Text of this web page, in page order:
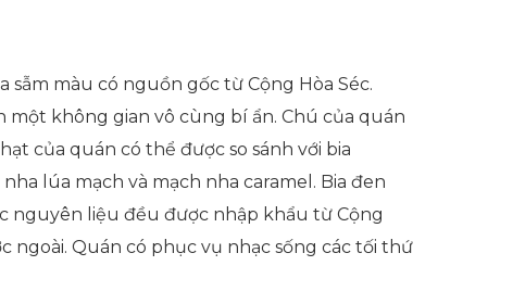
sẫm màu có nguồn gốc từ Cộng Hòa Séc.
không gian vô cùng bí ẩn. Chú của quán
của quán có thể được so sánh với bia
lúa mạch và mạch nha caramel. Bia đen
nguyên liệu đều được nhập khẩu từ Cộng
ngoài. Quán có phục vụ nhạc sống các tối thứ